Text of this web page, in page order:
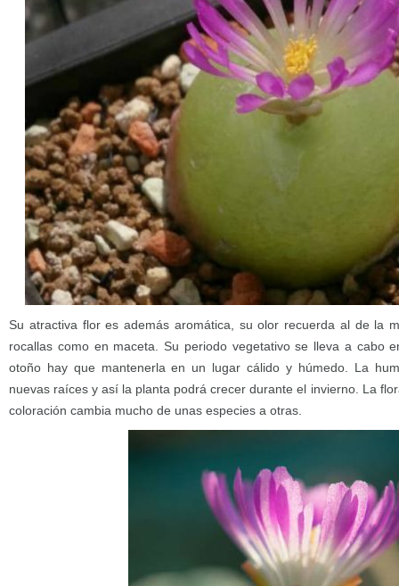
Su atractiva flor es además aromática, su olor recuerda al de la
rocallas como en maceta. Su periodo vegetativo se lleva a cabo
otoño hay que mantenerla en un lugar cálido y húmedo. La
nuevas raíces y así la planta podrá crecer durante el invierno. La
coloración cambia mucho de unas especies a otras.